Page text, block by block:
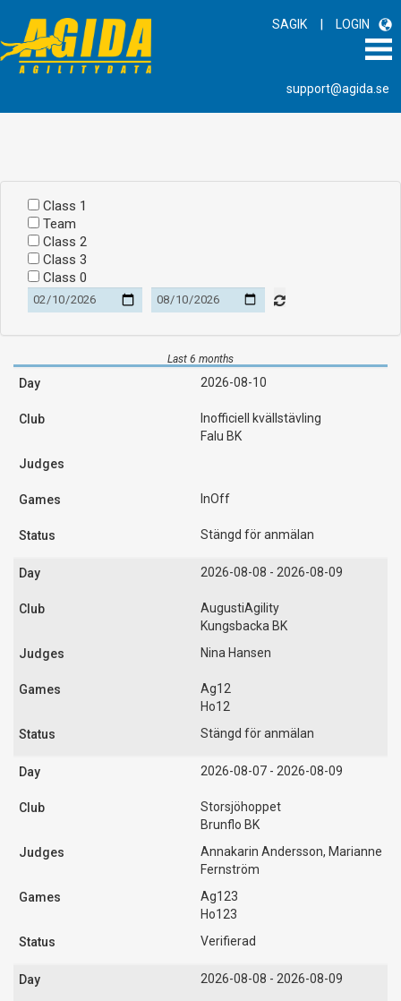
SAGIK | LOGIN
support@agida.se
Class 1
Team
Class 2
Class 3
Class 0
Last 6 months
2026-08-10
Inofficiell kvällstävling
Falu BK
InOff
Stängd för anmälan
2026-08-08 - 2026-08-09
AugustiAgility
Kungsbacka BK
Nina Hansen
Ag12
Ho12
Stängd för anmälan
2026-08-07 - 2026-08-09
Storsjöhoppet
Brunflo BK
Annakarin Andersson, Marianne
Fernström
Ag123
Ho123
Verifierad
2026-08-08 - 2026-08-09